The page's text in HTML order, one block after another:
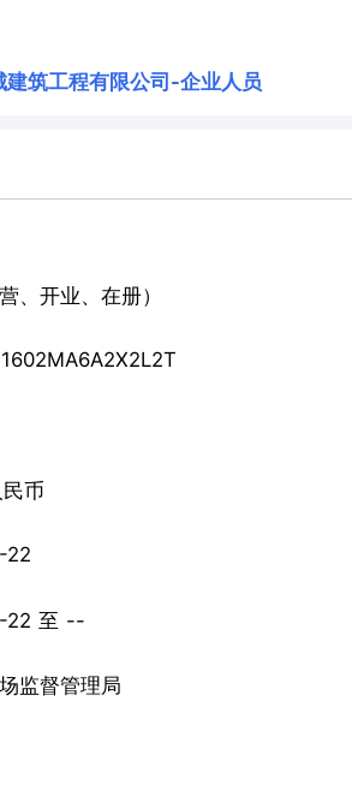
建筑工程有限公司 -企业人员
、开业、在册）
币
22
2020-06-22 至 --
监督管理局